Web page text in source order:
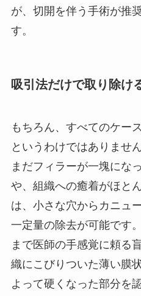
が、切開を伴う手術が推
す。
吸引法だけで取り除け
もちろん、すべてのケー
というわけではありませ
まだフィラーが一塊にな
や、組織への癒着がほと
は、小さな穴からカニュ
一定量の除去が可能です
まで医師の手感覚に頼る
織にこびりついた薄い膜
よって硬くなった部分を